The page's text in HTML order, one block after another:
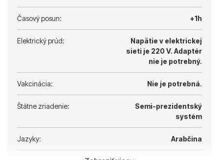
Časový posun: +1h
Elektrický prúd:
Napätie v elektrickej
sieti je 220 V. Adaptér
nie je potrebný.
Vakcinácia: Nie je potrebná.
Štátne zriadenie:
Semi-prezidentský
systém
Jazyky: Arabčina